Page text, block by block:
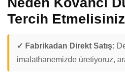
Tercih
✓ Fabrikadan Direkt Satış:
imalathanemizde üretiyoruz,